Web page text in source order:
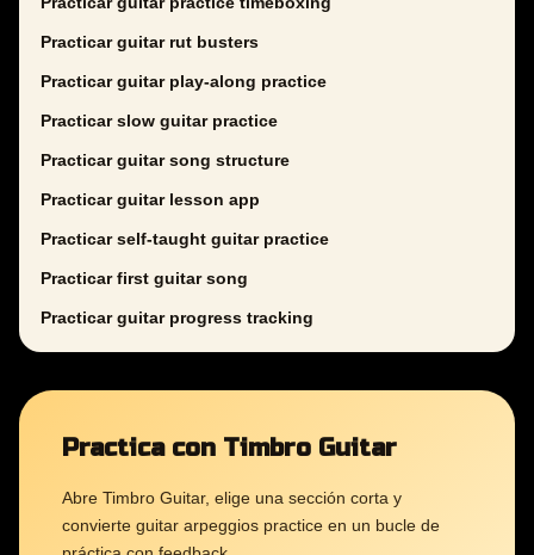
Practicar guitar rut busters
Practicar guitar play-along practice
Practicar slow guitar practice
Practicar guitar song structure
Practicar guitar lesson app
Practicar self-taught guitar practice
Practicar first guitar song
Practicar guitar progress tracking
Practica con Timbro Guitar
Abre Timbro Guitar, elige una sección corta y
convierte guitar arpeggios practice en un bucle de